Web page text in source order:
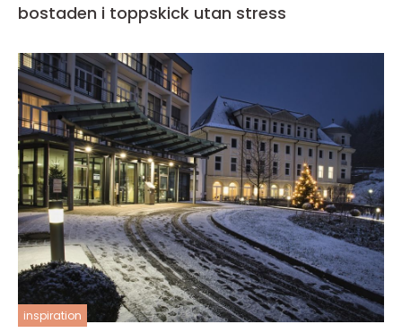
bostaden i toppskick utan stress
inspiration